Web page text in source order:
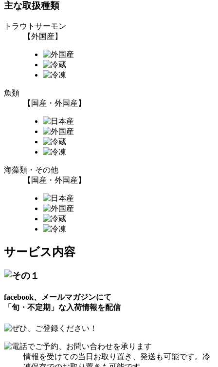
主な取扱種類
トラウトサーモン
【外国産】
魚類
【国産・外国産】
海藻類・その他
【国産・外国産】
サービス内容
facebook、メールマガジンにて
「旬・不定期」な入荷情報を配信
情報を受けての当日お取り置き、発送も可能です。冷